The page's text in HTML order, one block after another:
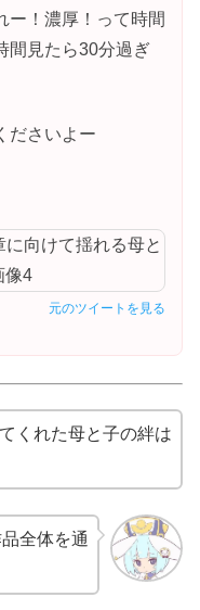
ー！濃厚！って時間
間見たら30分過ぎ
ださいよー
元のツイートを見る
くれた母と子の絆は
全体を通